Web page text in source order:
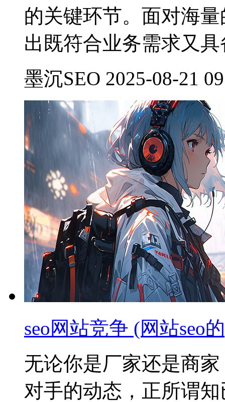
的关键环节。面对海
出既符合业务需求又
墨沉SEO 2025-08-21
seo网站竞争 (网站seo
无论你是厂家还是商
对手的动态，正所谓